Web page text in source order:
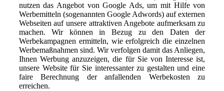
nutzen das Angebot von Google Ads, um mit Hilfe von
Werbemitteln (sogenannten Google Adwords) auf externen
Webseiten auf unsere attraktiven Angebote aufmerksam zu
machen. Wir können in Bezug zu den Daten der
Werbekampagnen ermitteln, wie erfolgreich die einzelnen
Werbemaßnahmen sind. Wir verfolgen damit das Anliegen,
Ihnen Werbung anzuzeigen, die für Sie von Interesse ist,
unsere Website für Sie interessanter zu gestalten und eine
faire Berechnung der anfallenden Werbekosten zu
erreichen.